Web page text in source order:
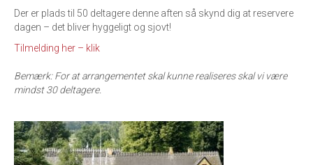
Der er plads til 50 deltagere denne aften så skynd dig at reservere
dagen – det bliver hyggeligt og sjovt!
Tilmelding her – klik
Bemærk: For at arrangementet skal kunne realiseres skal vi være
mindst 30 deltagere.